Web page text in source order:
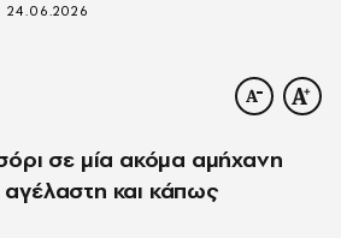
|24.06.2026
σε μία ακόμα αμήχανη
και κάπως